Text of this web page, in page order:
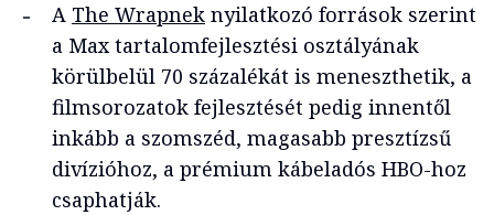
A The Wrapnek nyilatkozó források szerint
a Max tartalomfejlesztési osztályának
körülbelül 70 százalékát is meneszthetik, a
filmsorozatok fejlesztését pedig innentől
inkább a szomszéd, magasabb presztízsű
divízióhoz, a prémium kábeladós HBO-hoz
csaphatják.